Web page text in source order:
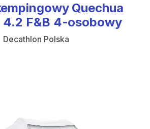
Quechua
4.2 F&B 4-osobowy
Decathlon Polska